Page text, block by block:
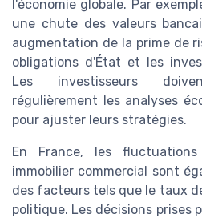
l'économie globale. Par
une chute des valeurs
augmentation de la prime de
obligations d'État et les
Les investisseurs
régulièrement les analyses
pour ajuster leurs stratégies.
En France, les
immobilier commercial sont
des facteurs tels que le taux
politique. Les décisions prises